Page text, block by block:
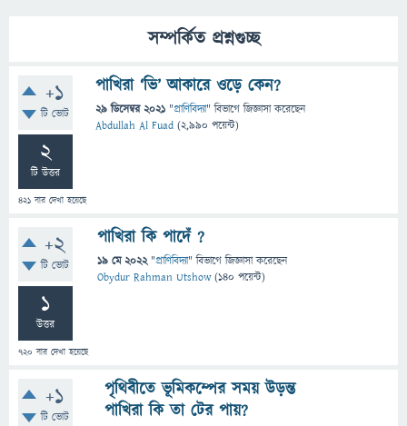
সম্পর্কিত প্রশ্নগুচ্ছ
+1
টি ভোট
2
টি উত্তর
421 বার দেখা হয়েছে
পাখিরা ‘ভি’ আকারে ওড়ে কেন?
29 ডিসেম্বর 2021 "প্রাণিবিদ্যা" বিভাগে জিজ্ঞাসাকরেছেন
Abdullah Al Fuad (2,990 পয়েন্ট)
+2
টি ভোট
1
উত্তর
720 বার দেখা হয়েছে
পাখিরা কি পাদেঁ ?
19 মে 2022 "প্রাণিবিদ্যা" বিভাগে জিজ্ঞাসাকরেছেন
Obydur Rahman Utshow (140 পয়েন্ট)
+1
টি ভোট
পৃথিবীতে ভূমিকম্পের সময় উড়ন্ত
পাখিরা কি তা টের পায়?